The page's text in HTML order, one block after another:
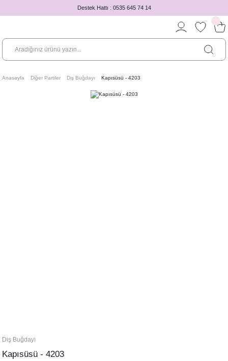
Destek Hattı : 0535 645 74 14
Anasayfa Diğer Partiler Diş Buğdayı Kapısüsü - 4203
Diş Buğdayı
Kapısüsü - 4203